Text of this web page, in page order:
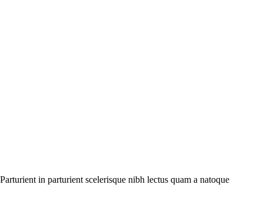
in parturient scelerisque nibh lectus quam a natoque